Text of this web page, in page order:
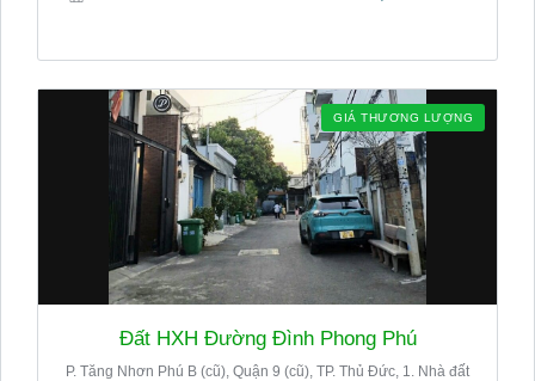
GIÁ THƯƠNG LƯỢNG
Đất HXH Đường Đình Phong Phú
P. Tăng Nhơn Phú B (cũ), Quận 9 (cũ), TP. Thủ Đức, 1. Nhà đất